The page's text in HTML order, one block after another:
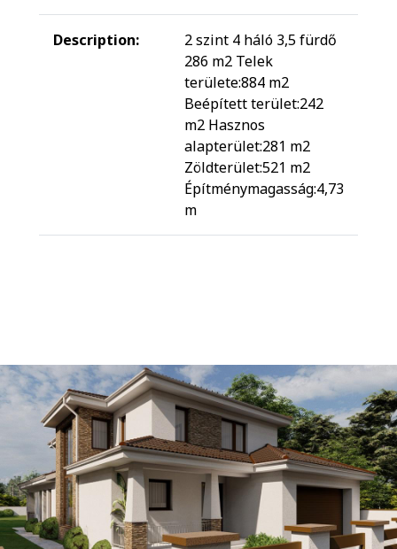
Description:
2 szint 4 háló 3,5 fürdő
286 m2 Telek
területe:884 m2
Beépített terület:242
m2 Hasznos
alapterület:281 m2
Zöldterület:521 m2
Építménymagasság:4,73
m